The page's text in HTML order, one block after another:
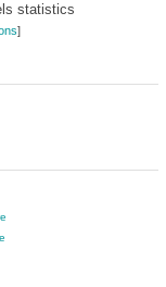
statistics
]